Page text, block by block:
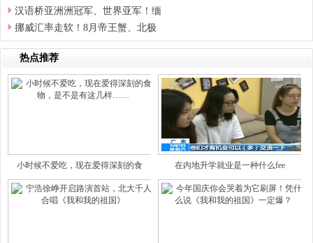
汉语桥亚洲洲冠军、世界亚军！缅
挪威汇率走软！8月帝王蟹、北极
热点推荐
小时候不爱吃，现在爱得深刻的食 在内地升学就业是一种什么fee